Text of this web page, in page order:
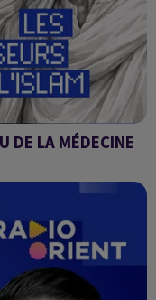
DE LA MÉDECINE